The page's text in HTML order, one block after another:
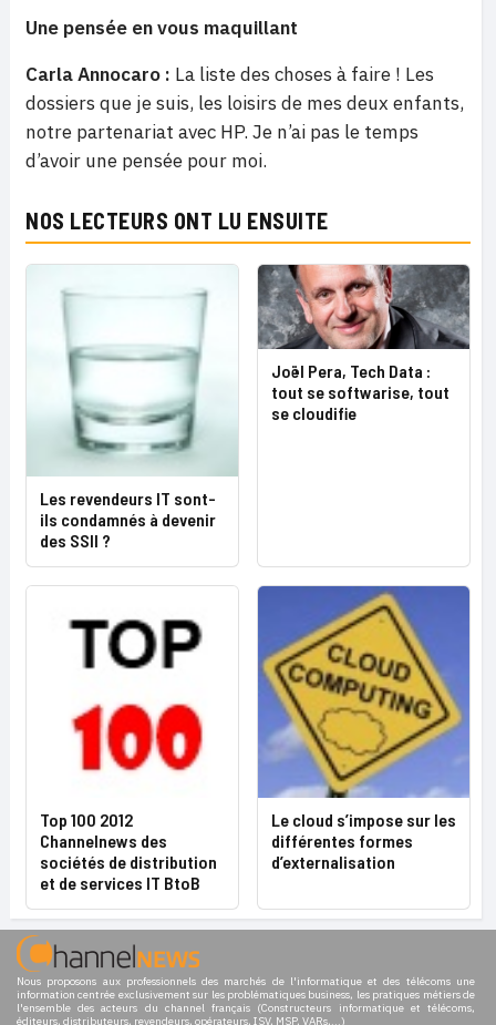
Une pensée en vous maquillant
Carla Annocaro : La liste des choses à faire ! Les
dossiers que je suis, les loisirs de mes deux enfants,
notre partenariat avec HP. Je n’ai pas le temps
d’avoir une pensée pour moi.
NOS LECTEURS ONT LU ENSUITE
Les revendeurs IT sont-
ils condamnés à devenir
des SSII ?
Joël Pera, Tech Data :
tout se softwarise, tout
se cloudifie
Top 100 2012
Channelnews des
sociétés de distribution
et de services IT BtoB
Le cloud s’impose sur les
différentes formes
d’externalisation
Nous proposons aux professionnels des marchés de l'informatique et des télécoms une
information centrée exclusivement sur les problématiques business, les pratiques métiers de
l'ensemble des acteurs du channel français (Constructeurs informatique et télécoms,
éditeurs, distributeurs, revendeurs, opérateurs, ISV, MSP, VARs,...)